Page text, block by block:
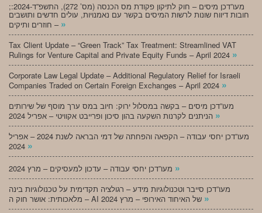
;מעו”דכן מיסים – חוק לתיקון פקודת מס הכנסה (מס’ 272), התשפ”ד-2024:
חובות דיווח שונות לרשות המיסים בקשר עם נאמנויות, עולים חדשים ותושבים
חוזרים ותיקים – »
Tax Client Update – “Green Track” Tax Treatment: Streamlined VAT
Rulings for Venture Capital and Private Equity Funds – April 2024 »
Corporate Law Legal Update – Additional Regulatory Relief for Israeli
Companies Traded on Certain Foreign Exchanges – April 2024 »
מעו”דכן מיסים – בקשה במסלול ירוק: חיוב במס ערך מוסף של שירותים
»
מעו”דכן יחסי עבודה – הקפאה והפחתה של דמי הבראה לשנת 2024 – אפריל
»
»
מעו”דכן סייבר וטכנולוגיות מידע – רגולציה תקדימית על טכנולוגיות בינה
»